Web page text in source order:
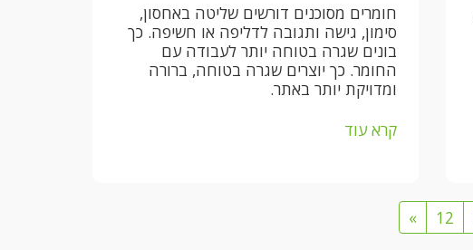
חומרים מסוכנים דורשים שליטה באחסון,
סימון, גישה ותגובה לדליפה או חשיפה. כך
בונים שגרה בטוחה יותר לעבודה עם
החומר. כך יוצרים שגרה בטוחה, ברורה
ומדויקת יותר באתר.
קרא עוד
12
»